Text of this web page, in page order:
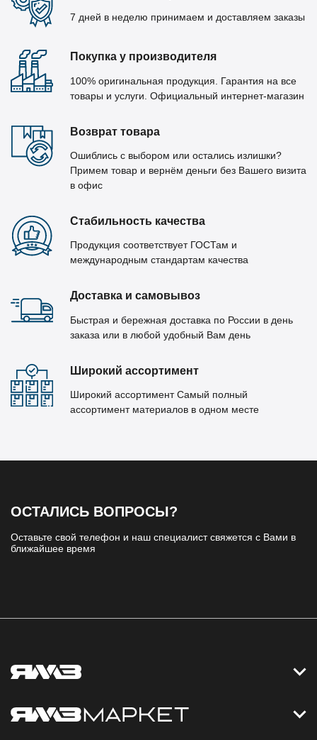
7 дней в неделю принимаем и доставляем заказы
Покупка у производителя
100% оригинальная продукция. Гарантия на все
товары и услуги. Официальный интернет-магазин
Возврат товара
Ошиблись с выбором или остались излишки?
Примем товар и вернём деньги без Вашего визита
в офис
Стабильность качества
Продукция соответствует ГОСТам и
международным стандартам качества
Доставка и самовывоз
Быстрая и бережная доставка по России в день
заказа или в любой удобный Вам день
Широкий ассортимент
Широкий ассортимент Самый полный
ассортимент материалов в одном месте
ОСТАЛИСЬ ВОПРОСЫ?
Оставьте свой телефон и наш специалист свяжется с Вами в
ближайшее время
Контакты